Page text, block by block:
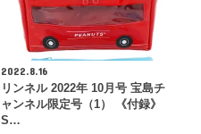
2022.8.16
リンネル 2022年 10月号 宝島チ
ャンネル限定号（1） 《付録》
S…